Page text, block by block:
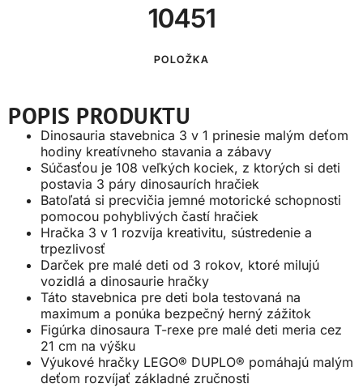
10451
POLOŽKA
POPIS PRODUKTU
Dinosauria stavebnica 3 v 1 prinesie malým deťom
hodiny kreatívneho stavania a zábavy
Súčasťou je 108 veľkých kociek, z ktorých si deti
postavia 3 páry dinosaurích hračiek
Batoľatá si precvičia jemné motorické schopnosti
pomocou pohyblivých častí hračiek
Hračka 3 v 1 rozvíja kreativitu, sústredenie a
trpezlivosť
Darček pre malé deti od 3 rokov, ktoré milujú
vozidlá a dinosaurie hračky
Táto stavebnica pre deti bola testovaná na
maximum a ponúka bezpečný herný zážitok
Figúrka dinosaura T-rexe pre malé deti meria cez
21 cm na výšku
Výukové hračky LEGO® DUPLO® pomáhajú malým
deťom rozvíjať základné zručnosti